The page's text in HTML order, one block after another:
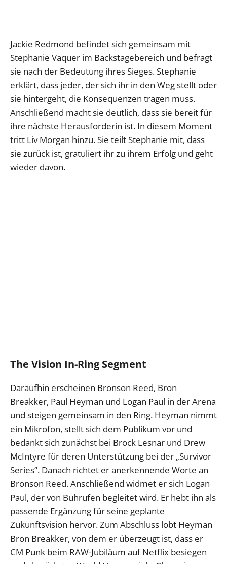
Jackie Redmond befindet sich gemeinsam mit
Stephanie Vaquer im Backstagebereich und befragt
sie nach der Bedeutung ihres Sieges. Stephanie
erklärt, dass jeder, der sich ihr in den Weg stellt oder
sie hintergeht, die Konsequenzen tragen muss.
Anschließend macht sie deutlich, dass sie bereit für
ihre nächste Herausforderin ist. In diesem Moment
tritt Liv Morgan hinzu. Sie teilt Stephanie mit, dass
sie zurück ist, gratuliert ihr zu ihrem Erfolg und geht
wieder davon.
The Vision In-Ring Segment
Daraufhin erscheinen Bronson Reed, Bron
Breakker, Paul Heyman und Logan Paul in der Arena
und steigen gemeinsam in den Ring. Heyman nimmt
ein Mikrofon, stellt sich dem Publikum vor und
bedankt sich zunächst bei Brock Lesnar und Drew
McIntyre für deren Unterstützung bei der „Survivor
Series”. Danach richtet er anerkennende Worte an
Bronson Reed. Anschließend widmet er sich Logan
Paul, der von Buhrufen begleitet wird. Er hebt ihn als
passende Ergänzung für seine geplante
Zukunftsvision hervor. Zum Abschluss lobt Heyman
Bron Breakker, von dem er überzeugt ist, dass er
CM Punk beim RAW-Jubiläum auf Netflix besiegen